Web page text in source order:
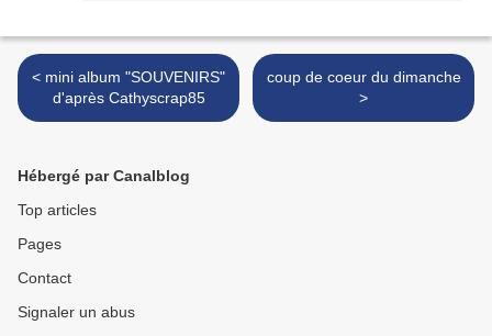
< mini album "SOUVENIRS"
d'après Cathyscrap85
coup de coeur du dimanche
>
Hébergé par Canalblog
Top articles
Pages
Contact
Signaler un abus